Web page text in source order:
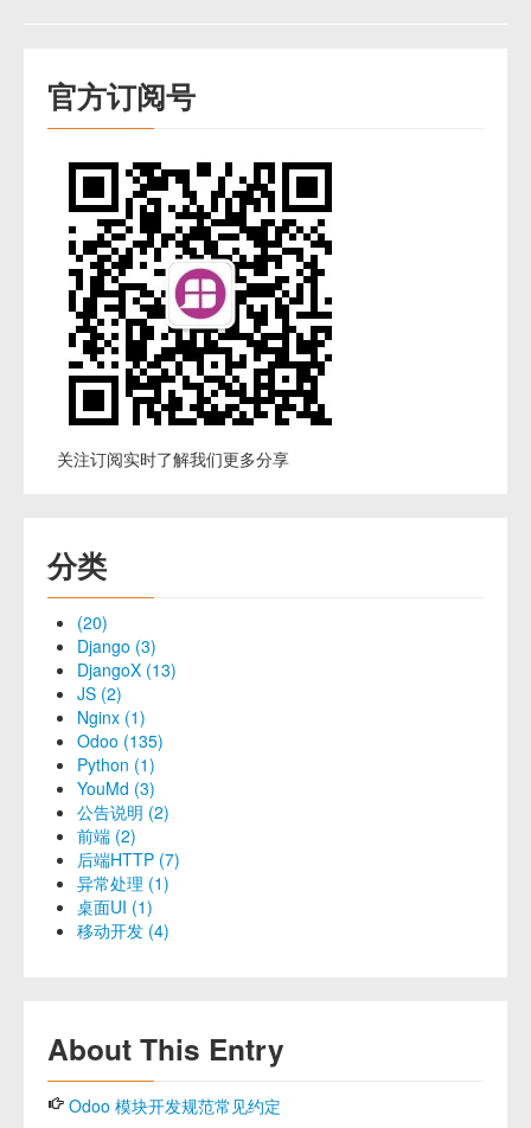
官方订阅号
关注订阅实时了解我们更多分享
分类
(20)
Django (3)
DjangoX (13)
JS (2)
Nginx (1)
Odoo (135)
Python (1)
YouMd (3)
公告说明 (2)
前端 (2)
后端HTTP (7)
异常处理 (1)
桌面UI (1)
移动开发 (4)
About This Entry
Odoo 模块开发规范常见约定